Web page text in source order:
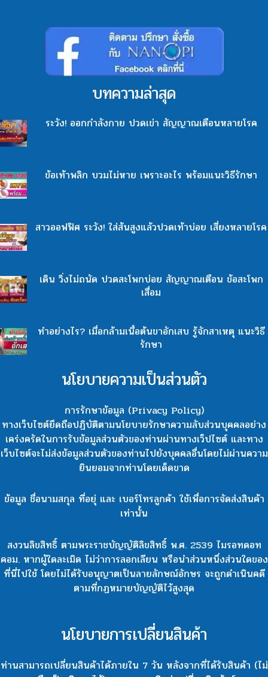
บทความล่าสุด
ระวัง! ออกกำลังกาย ปวดเข่า สัญญาณเตือนหลายโรค
ข้อเท้าพลิก บวมไม่หาย เพราะอะไร พร้อมแนะวิธีรักษา
สาวออฟฟิศ ระวัง! ใส่ส้นสูงแล้วปวดเท้าบ่อย เสี่ยงหลายโรค
เดิน วิ่งไม่ถนัด ปวดสะโพกบ่อย สัญญาณเตือน ข้อสะโพก
เสื่อม
ทำอย่างไร? เมื่อกล้ามเนื้อต้นขาอักเสบ รู้จักสาเหตุ แนะวิธี
รักษา
นโยบายความเป็นส่วนตัว
การรักษาข้อมูล (Privacy Policy)
ทางเว็บไซต์ยึดถือปฏิบัติตามนโยบายรักษาความลับส่วนบุคคลอย่าง
เคร่งครัดในการรับข้อมูลส่วนตัวของท่านผ่านทางเว็ปไซต์ และทาง
เว็บไซต์จะไม่ส่งข้อมูลส่วนตัวของท่านไปยังบุคคลอื่นโดยไม่ผ่านความ
ยินยอมจากท่านโดยเด็ดขาด
ข้อมูล ชื่อนามสกุล ที่อยุ่ และ เบอร์โทรลูกค้า ใช้เพื่อการจัดส่งสินค้า
เท่านั้น
สงวนลิขสิทธิ์ ตามพระราชบัญญัติลิขสิทธิ์ พ.ศ. 2539 ไมรอทดอท
คอม. หากผู้ใดละเมิด ไม่ว่าการลอกเลียน หรือนำส่วนหนึ่งส่วนใดของ
ที่นี่ไปใช้ โดยไม่ได้รับอนุญาตเป็นลายลักษณ์อักษร จะถูกดำเนินคดี
ตามที่กฏหมายบัญญัติไว้สูงสุด
นโยบายการเปลี่ยนสินค้า
ท่านสามารถเปลี่ยนสินค้าได้ภายใน 7 วัน หลังจากที่ได้รับสินค้า (ไม่